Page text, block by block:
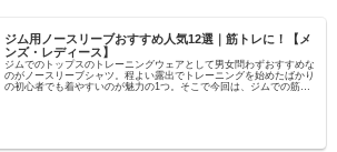
ジム用ノースリーブおすすめ人気12選｜筋トレに！【メ
ンズ・レディース】
ジムでのトップスのトレーニングウェアとして男女問わずおすすめな
のがノースリーブシャツ。程よい露出でトレーニングを始めたばかり
の初心者でも着やすいのが魅力の1つ。そこで今回は、ジムでの筋ト